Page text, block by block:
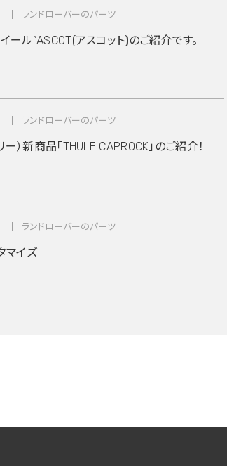
ランドローバーのパーツ
ール”ASCOT(アスコット)のご紹介です。
ランドローバーのパーツ
ー）新商品「THULE CAPROCK」のご紹介！
ランドローバーのパーツ
マイズ